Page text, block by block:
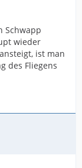
img/ib
]
Schwapp
wieder
ist man
des Fliegens